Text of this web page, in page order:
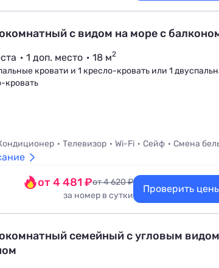
с видом на море с
1 доп. место 18 м2
кровати и 1 кресло-кровать или 1
кровать
Телевизор Wi-Fi Сейф Смена
от 4 481 ₽от 4 620 ₽
за номер в сутки
Проверить
семейный с угловым